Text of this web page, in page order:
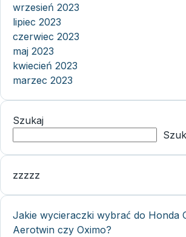
wrzesień 2023
lipiec 2023
czerwiec 2023
maj 2023
kwiecień 2023
marzec 2023
Szukaj
zzzzz
Jakie wycieraczki wybrać do Honda
Aerotwin czy Oximo?